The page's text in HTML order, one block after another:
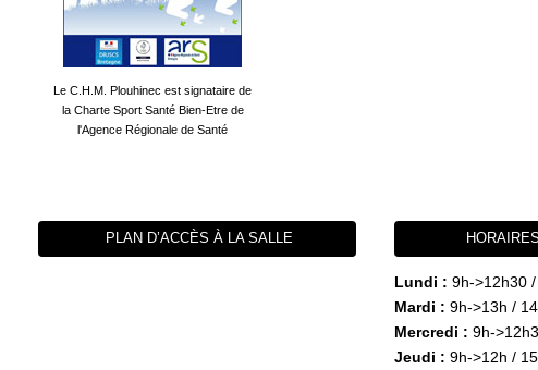
Le C.H.M. Plouhinec est signataire de
la Charte Sport Santé Bien-Etre de
l'Agence Régionale de Santé
PLAN D’ACCÈS À LA SALLE
Lundi : 9h->12h30
Mardi : 9h->13h /
Mercredi : 9h-
Jeudi : 9h->12h /